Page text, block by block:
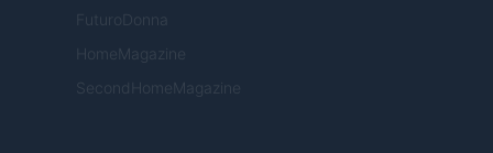
FuturoDonna
HomeMagazine
SecondHomeMagazine